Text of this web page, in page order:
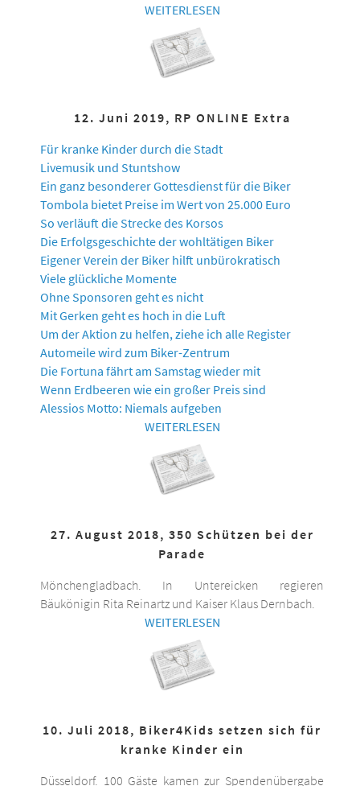
WEITERLESEN
12. Juni 2019, RP ONLINE Extra
Für kranke Kinder durch die Stadt
Livemusik und Stuntshow
Ein ganz besonderer Gottesdienst für die Biker
Tombola bietet Preise im Wert von 25.000 Euro
So verläuft die Strecke des Korsos
Die Erfolgsgeschichte der wohltätigen Biker
Eigener Verein der Biker hilft unbürokratisch
Viele glückliche Momente
Ohne Sponsoren geht es nicht
Mit Gerken geht es hoch in die Luft
Um der Aktion zu helfen, ziehe ich alle Register
Automeile wird zum Biker-Zentrum
Die Fortuna fährt am Samstag wieder mit
Wenn Erdbeeren wie ein großer Preis sind
Alessios Motto: Niemals aufgeben
WEITERLESEN
27. August 2018, 350 Schützen bei der
Parade
Mönchengladbach. In Untereicken regieren
Bäukönigin Rita Reinartz und Kaiser Klaus Dernbach.
WEITERLESEN
10. Juli 2018, Biker4Kids setzen sich für
kranke Kinder ein
Düsseldorf. 100 Gäste kamen zur Spendenübergabe